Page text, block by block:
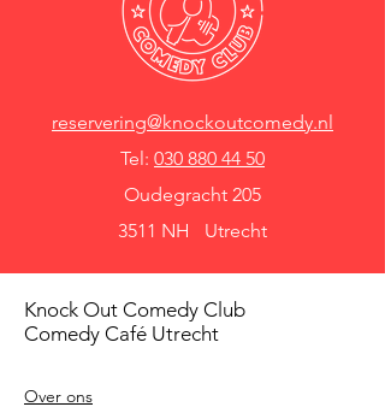
reservering@knockoutcomedy.nl
Tel: 030 880 44 50
Oudegracht 205
3511 NH Utrecht
Knock Out Comedy Club
Comedy Café Utrecht
Over ons